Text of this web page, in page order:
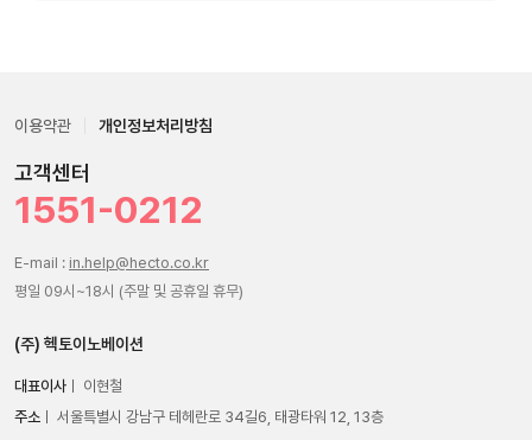
(주) 헥토이노베이션
대표이사 ㅣ 이현철
주소 ㅣ 서울특별시 강남구 테헤란로 34길6, 태광타워 12, 13층
이용약관 개인정보처리방침
고객센터
1551-0212
E-mail : in.help@hecto.co.kr
평일 09시~18시 (주말 및 공휴일 휴무)